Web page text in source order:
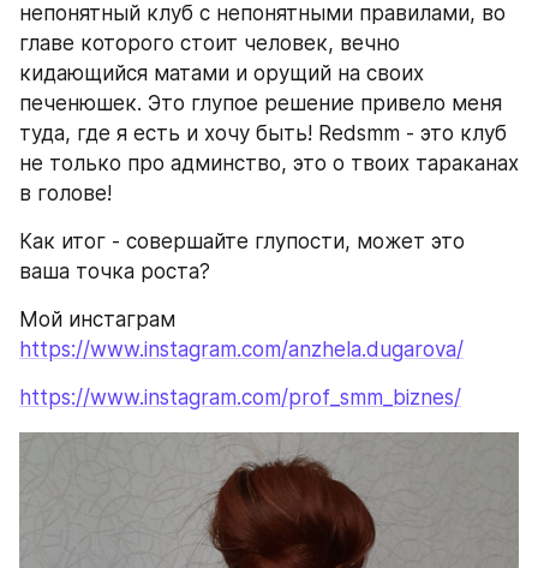
непонятный клуб с непонятными правилами, во
главе которого стоит человек, вечно
кидающийся матами и орущий на своих
печенюшек. Это глупое решение привело меня
туда, где я есть и хочу быть! Redsmm - это клуб
не только про админство, это о твоих тараканах
в голове!
Как итог - совершайте глупости, может это
ваша точка роста?
https://www.instagram.com/anzhela.dugarova/
https://www.instagram.com/prof_smm_biznes/